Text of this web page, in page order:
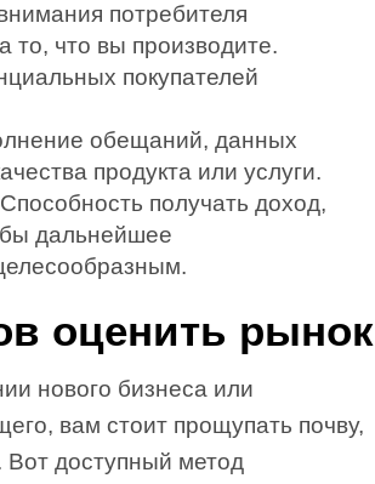
потребителя
что вы производите.
покупателей
обещаний, данных
продукта или услуги.
получать доход,
дальнейшее
оценить рынок
нового бизнеса или
вам стоит прощупать почву,
Вот доступный метод